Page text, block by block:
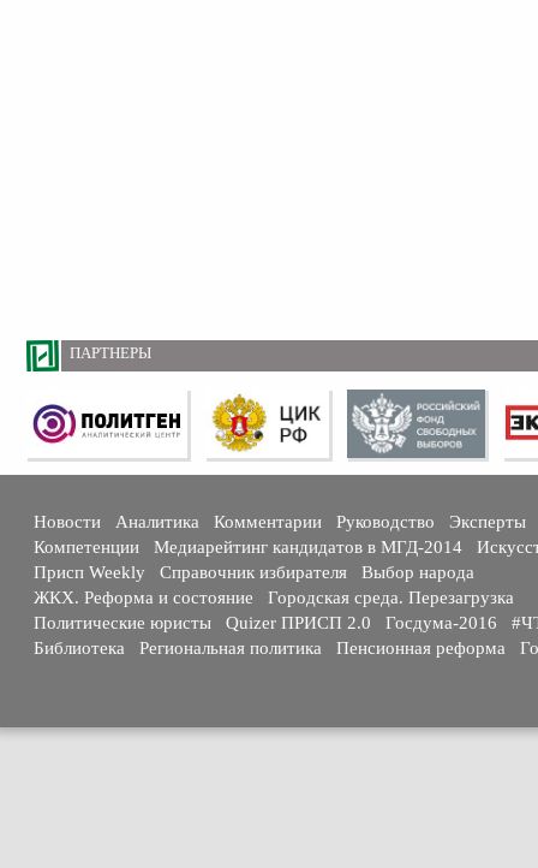
ПАРТНЕРЫ
Новости Аналитика Комментарии Руководство
Эксперты
Компетенции
Медиарейтинг кандидатов в МГД-2014
Присп Weekly
Справочник избирателя
Выбор народа
ЖКХ. Реформа и состояние
Городская среда. Перезагрузка
Политические юристы
Quizer ПРИСП 2.0 Госдума-2016
Библиотека
Региональная политика Пенсионная реформа